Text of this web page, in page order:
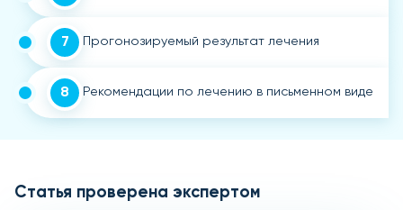
7 Прогонозируемый результат лечения
8 Рекомендации по лечению в письменном виде
Статья проверена экспертом